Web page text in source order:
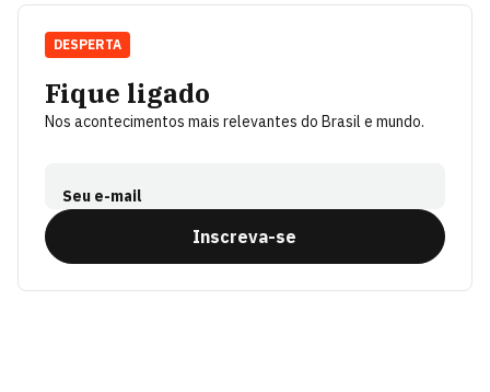
Fique ligado
Nos acontecimentos mais relevantes do Brasil e mundo.
Seu e-mail
Inscreva-se
DESPERTA